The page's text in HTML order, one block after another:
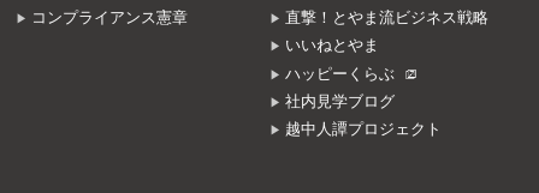
コンプライアンス憲章
直撃！とやま流ビジネス戦略
いいねとやま
ハッピーくらぶ
社内見学ブログ
越中人譚プロジェクト